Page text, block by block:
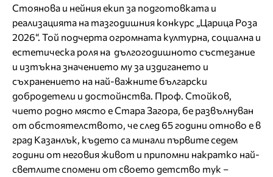
Стоянова и нейния екип за подготовката и
реализацията на тазгодишния конкурс „Царица Роза
2026“. Той подчерта огромната културна, социална и
естетическа роля на дългогодишното състезание
и изтъкна значението му за издигането и
съхранението на най-важните български
добродетели и достойнства. Проф. Стойков,
чието родно място е Стара Загора, бе развълнуван
от обстоятелството, че след 65 години отново е в
град Казанлък, където са минали първите седем
години от неговия живот и припомни накратко най-
светлите спомени от своето детство тук –